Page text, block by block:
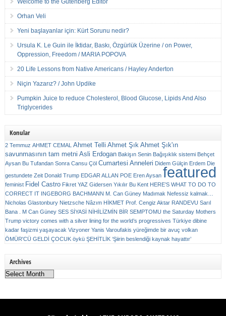
Welcome to the Gutenberg Editor
Orhan Veli
Yeni başlayanlar için: Kürt Sorunu nedir?
Ursula K. Le Guin ile İktidar, Baskı, Özgürlük Üzerine / on Power,
Oppression, Freedom / MARIA POPOVA
20 Life Lessons from Native Americans / Hayley Anderton
Niçin Yazarız? / John Updike
Pumpkin Juice to reduce Cholesterol, Blood Glucose, Lipids And Also
Triglycerides
Konular
2 Temmuz AHMET CEMAL Ahmet Telli Ahmet Şık Ahmet Şık'ın
savunmasının tam metni Asli Erdogan Bakişın Senin Bağışıklık sistemi Behçet
Aysan Bu Tufandan Sonra Cansu Çöl Cumartesi Anneleri Didem Gülçin Erdem Die
gestundete Zeit Donald Trump EDGAR ALLAN POE Eren Aysan featured
feminist Fidel Castro Fikret YAZ Gidersen Yıkılır Bu Kent HERE’S WHAT TO DO TO
CORRECT IT INGEBORG BACHMANN M. Can Güney Madımak Nefessiz kalmak…
Nicholas Glastonbury Nietzsche Nâzım HİKMET Prof. Cengiz Aktar RANDEVU Sarıl
Bana . M Can Güney SES SİYASİ NİHİLİZMİN BİR SEMPTOMU the Saturday Mothers
Trump victory comes with a silver lining for the world’s progressives Türkiye dibine
kadar faşizmi yaşayacak Vizyoner Yanis Varoufakis yüreğimde bir avuç volkan
ÖMÜR'CÜ GELDİ ÇOCUK öykü ŞEHİTLİK ‘Şiirin beslendiği kaynak hayattır’
Archives
Archives